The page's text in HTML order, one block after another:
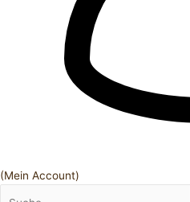
(Mein Account)